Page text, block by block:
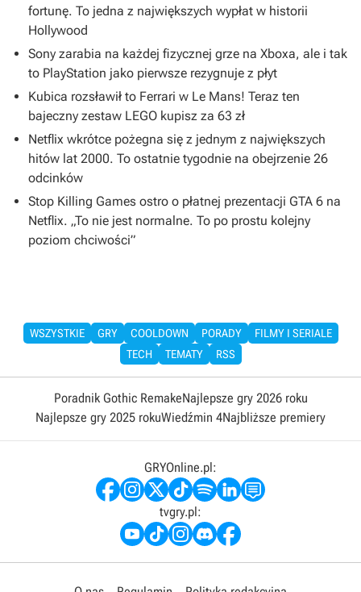
fortunę. To jedna z największych wypłat w historii
Hollywood
Sony zarabia na każdej fizycznej grze na Xboxa, ale i tak
to PlayStation jako pierwsze rezygnuje z płyt
Kubica rozsławił to Ferrari w Le Mans! Teraz ten
bajeczny zestaw LEGO kupisz za 63 zł
Netflix wkrótce pożegna się z jednym z największych
hitów lat 2000. To ostatnie tygodnie na obejrzenie 26
odcinków
Stop Killing Games ostro o płatnej prezentacji GTA 6 na
Netflix. „To nie jest normalne. To po prostu kolejny
poziom chciwości”
WSZYSTKIE GRY COOLDOWN PORADY
FILMY I SERIALE
TECH
TEMATY RSS
Poradnik Gothic RemakeNajlepsze gry 2026 roku
Najlepsze gry 2025 rokuWiedźmin 4Najbliższe premiery
GRYOnline.pl:
tvgry.pl: